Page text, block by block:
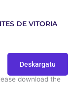
DE VITORIA
Deskargatu
download the